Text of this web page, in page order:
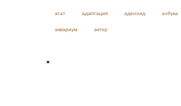
агат адаптация аденоид азбука
аквариум актер